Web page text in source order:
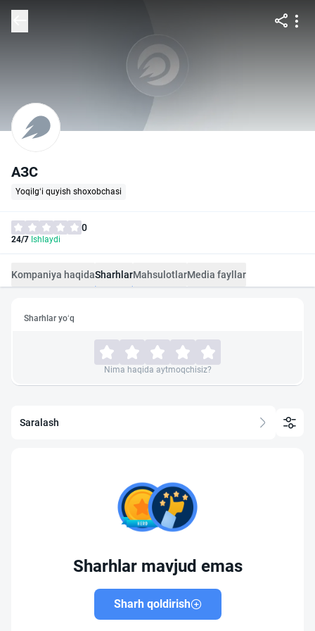
АЗС
Yoqilg‘i quyish shoxobchasi
0
24/7 Ishlaydi
Kompaniya haqidaSharhlarMahsulotlarMedia fayllar
Sharhlar yo‘q
Nima haqida aytmoqchisiz?
Saralash
Sharhlar mavjud emas
Sharh qoldirish